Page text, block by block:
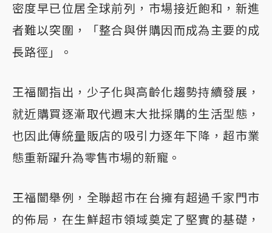
密度早已位居全球前列，市場接近飽和，新進
者難以突圍，「整合與併購因而成為主要的成
長路徑」。
王福闓指出，少子化與高齡化趨勢持續發展，
就近購買逐漸取代週末大批採購的生活型態，
也因此傳統量販店的吸引力逐年下降，超市業
態重新躍升為零售市場的新寵。
王福闓舉例，全聯超市在台擁有超過千家門市
的佈局，在生鮮超市領域奠定了堅實的基礎，